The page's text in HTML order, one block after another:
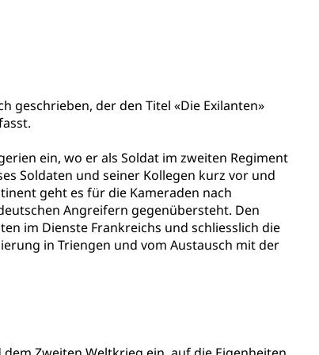
geschrieben, der den Titel «Die Exilanten»
ein, wo er als Soldat im zweiten Regiment
Soldaten und seiner Kollegen kurz vor und
geht es für die Kameraden nach
Angreifern gegenübersteht. Den
im Dienste Frankreichs und schliesslich die
in Triengen und vom Austausch mit der
erste Säule, zweite Säule, dritte Säule,
AHV-Beiträge (WAS Luzern)
(WAS Luzern)
Erwerbsunfähigkeit, Behinderte